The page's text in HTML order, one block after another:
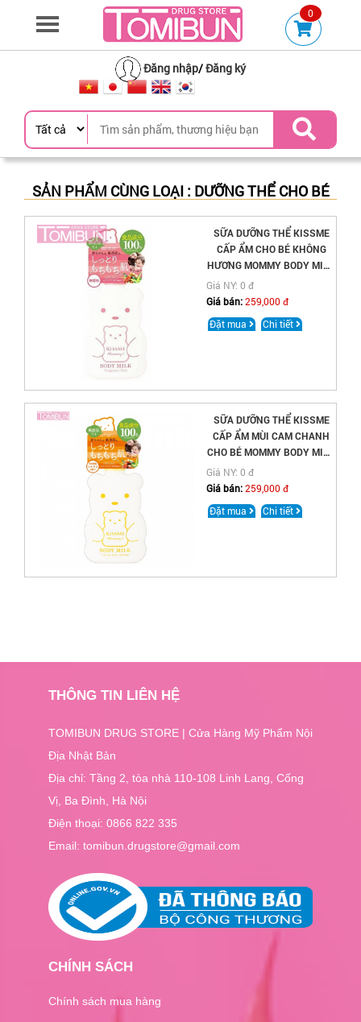
0
Đăng nhập/Đăng ký
SẢN PHẨM CÙNG LOẠI : DƯỠNG THỂ CHO BÉ
SỮA DƯỠNG THỂ KISSME
CẤP ẨM CHO BÉ KHÔNG
HƯƠNG MOMMY BODY MILK
Giá NY: 0 đ
Giá bán:259,000 đ
Đặt mua
Chi tiết
SỮA DƯỠNG THỂ KISSME
CẤP ẨM MÙI CAM CHANH
CHO BÉ MOMMY BODY MILK
Giá NY: 0 đ
Giá bán:259,000 đ
Đặt mua
Chi tiết
THÔNG TIN LIÊN HỆ
TOMIBUN DRUG STORE | Cửa Hàng Mỹ Phẩm Nội
Địa Nhật Bản
Địa chỉ: Tầng 2, tòa nhà 110-108 Linh Lang, Cống
Vị, Ba Đình, Hà Nội
Điện thoại: 0866 822 335
Email: tomibun.drugstore@gmail.com
CHÍNH SÁCH
Chính sách mua hàng